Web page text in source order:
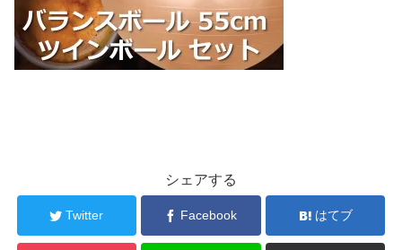
シェアする
Twitter Facebook はてブ